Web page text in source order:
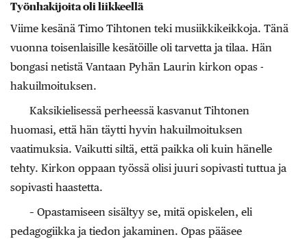
Työnhakijoita oli liikkeellä
Viime kesänä Timo Tihtonen teki musiikkikeikkoja. Tänä
vuonna toisenlaisille kesätöille oli tarvetta ja tilaa. Hän
bongasi netistä Vantaan Pyhän Laurin kirkon opas -
hakuilmoituksen.
Kaksikielisessä perheessä kasvanut Tihtonen
huomasi, että hän täytti hyvin hakuilmoituksen
vaatimuksia. Vaikutti siltä, että paikka oli kuin hänelle
tehty. Kirkon oppaan työssä olisi juuri sopivasti tuttua ja
sopivasti haastetta.
– Opastamiseen sisältyy se, mitä opiskelen, eli
pedagogiikka ja tiedon jakaminen. Opas pääsee